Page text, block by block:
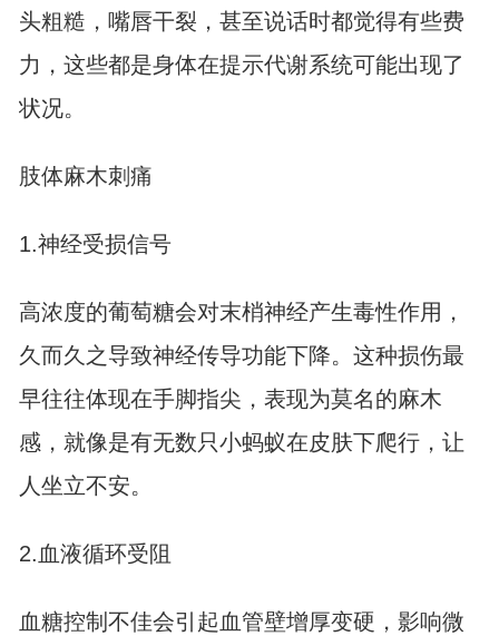
头粗糙，嘴唇干裂，甚至说话时都觉得有些费
力，这些都是身体在提示代谢系统可能出现了
状况。
肢体麻木刺痛
1.神经受损信号
高浓度的葡萄糖会对末梢神经产生毒性作用，
久而久之导致神经传导功能下降。这种损伤最
早往往体现在手脚指尖，表现为莫名的麻木
感，就像是有无数只小蚂蚁在皮肤下爬行，让
人坐立不安。
2.血液循环受阻
血糖控制不佳会引起血管壁增厚变硬，影响微